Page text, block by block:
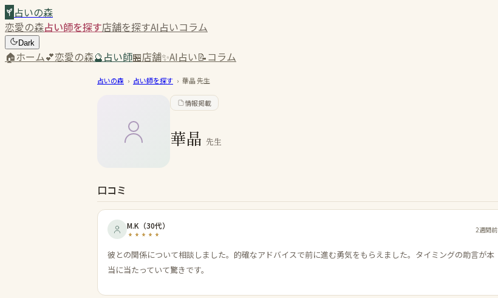
占いの森
恋愛の森占い師を探す店舗を探すAI占いコラム
Dark
🏠ホーム💕恋愛の森🔮占い師🏪店舗✨AI占い📝コラム
占いの森 › 占い師を探す › 華晶先生
情報掲載
華晶 先生
口コミ
M.K （30代） 2週間前
彼との関係について相談しました。的確なアドバイスで前に進む勇気をもらえました。タイミングの助言が本
当に当たっていて驚きです。